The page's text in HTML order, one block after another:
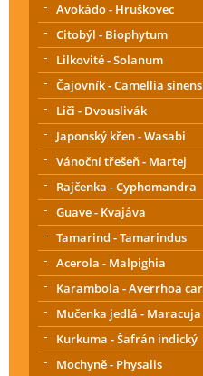
Avokádo - Hruškovec
Citobýl - Biophytum
Lilkovité - Solanum
Čajovník - Camellia
Liči - Dvouslivák
Japonský křen - Wasabi
Vánoční třešeň - Martej
Rajčenka - Cyphomandra
Guave - Kvajáva
Tamarind - Tamarindus
Acerola - Malpighia
Karambola - Averrhoa
Mučenka jedlá - Maracuja
Kurkuma - Šafrán indický
Mochyně - Physalis